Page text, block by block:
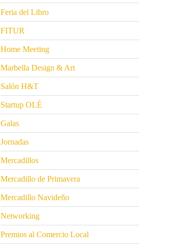
Feria del Libro
FITUR
Home Meeting
Marbella Design & Art
Salón H&T
Startup OLÉ
Galas
Jornadas
Mercadillos
Mercadillo de Primavera
Mercadillo Navideño
Networking
Premios al Comercio Local